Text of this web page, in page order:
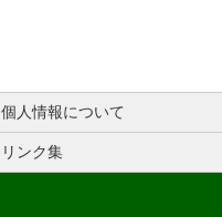
個人情報について
リンク集